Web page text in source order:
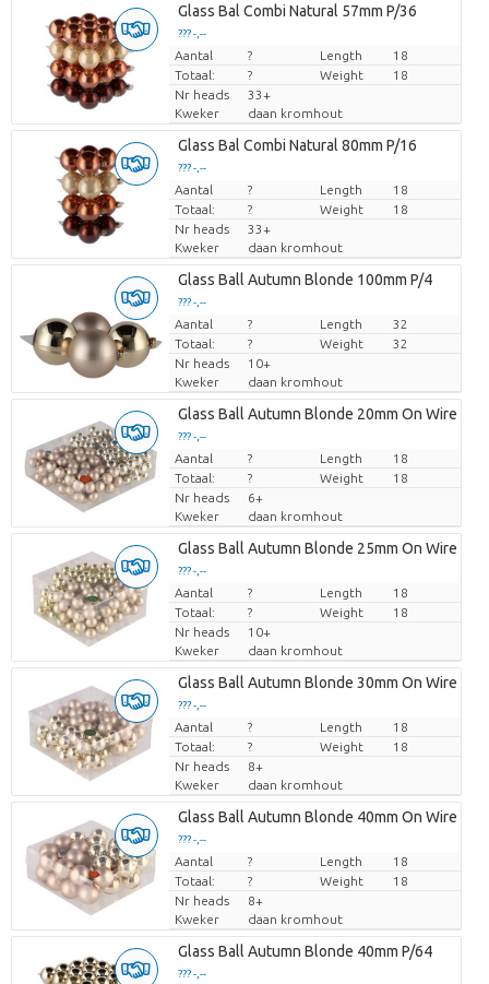
Glass Bal Combi Natural 57mm P/36
??? -,--
Prijs per stuk
Aantal ? Length
18
Totaal:
? Weight
18
Nr heads
33+
Kweker
daan kromhout
Glass Bal Combi Natural 80mm P/16
??? -,--
Prijs per stuk
Aantal ? Length
18
Totaal:
? Weight
18
Nr heads
33+
Kweker
daan kromhout
Glass Ball Autumn Blonde 100mm P/4
??? -,--
Prijs per stuk
Aantal ? Length
32
Totaal:
? Weight
32
Nr heads
10+
Kweker
daan kromhout
Glass Ball Autumn Blonde 20mm On Wire P/
??? -,--
Prijs per stuk
Aantal ? Length
18
Totaal:
? Weight
18
Nr heads
6+
Kweker
daan kromhout
Glass Ball Autumn Blonde 25mm On Wire P/
??? -,--
Prijs per stuk
Aantal ? Length
18
Totaal:
? Weight
18
Nr heads
10+
Kweker
daan kromhout
Glass Ball Autumn Blonde 30mm On Wire P/
??? -,--
Prijs per stuk
Aantal ? Length
18
Totaal:
? Weight
18
Nr heads
8+
Kweker
daan kromhout
Glass Ball Autumn Blonde 40mm On Wire P/
??? -,--
Prijs per stuk
Aantal ? Length
18
Totaal:
? Weight
18
Nr heads
8+
Kweker
daan kromhout
Glass Ball Autumn Blonde 40mm P/64
??? -,--